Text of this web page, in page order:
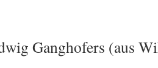
Ganghofers (aus